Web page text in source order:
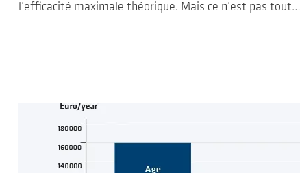
l’efficacité maximale théorique. Mais ce n’est pas tout…